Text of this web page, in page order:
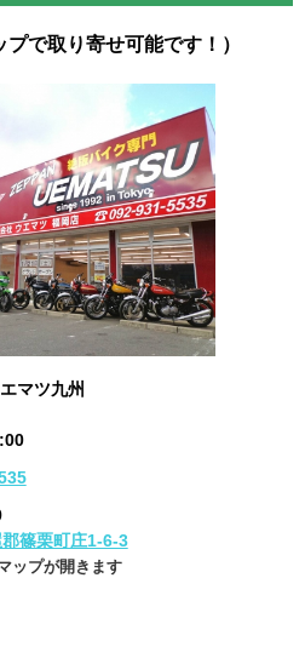
で取り寄せ可能です！）
マツ九州
篠栗町庄1-6-3
ップが開きます